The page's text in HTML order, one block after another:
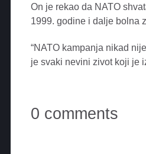
On je rekao da NATO
1999. godine i dalje bolna
“NATO kampanja nikad
je svaki nevini zivot koji je
0 comments